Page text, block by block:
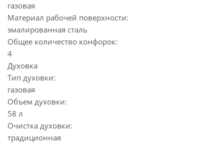
газовая
Материал рабочей поверхности:
эмалированная сталь
Общее количество конфорок:
4
Духовка
Тип духовки:
газовая
Объем духовки:
58 л
Очистка духовки:
традиционная